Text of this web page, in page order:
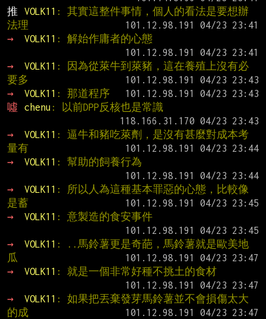
推
VOLK11 : 其實這整件事情，個人的看法是要想辦
法理
→
VOLK11 : 解始作庸者的心態
→
VOLK11 : 因為從萊牛到萊豬，這在養殖上沒有必
要多
→
VOLK11 : 那道程序
噓
chenu : 以前DPP反核也是常識
→
VOLK11 : 逼牛和豬吃萊劑，是沒有甚麼對成本考
量有
→
VOLK11 : 幫助的飼養行為
→
VOLK11 : 所以人為這種基本罪惡的心態，比較像
是蓄
→
VOLK11 : 意製造的食安事件
→
VOLK11 : ..馬鈴薯更是奇葩，馬鈴薯就是歐美地
瓜
→
VOLK11 : 就是一個非常好種不挑土的食材
→
VOLK11 : 如果把丟棄發芽馬鈴薯並不會損傷太大
的成